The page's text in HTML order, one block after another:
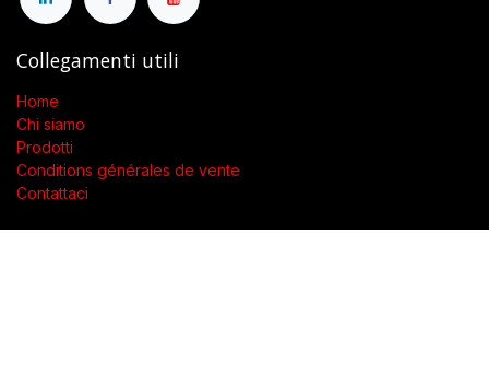
Collegamenti utili
Home
Chi siamo
Prodotti
Conditions générales de vente
Contattaci